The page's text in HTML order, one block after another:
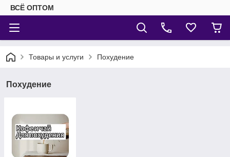
ВСЁ ОПТОМ
Товары и услуги Похудение
Похудение